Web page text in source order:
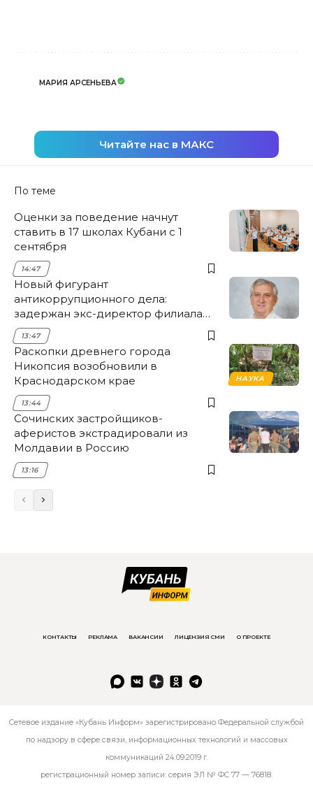
МАРИЯ АРСЕНЬЕВА
Читайте нас в МАКС
По теме
Оценки за поведение начнут
ставить в 17 школах Кубани с 1
сентября
14:47
Новый фигурант
антикоррупционного дела:
задержан экс-директор филиала
НЭСК Крымска
13:47
НАУКА
Раскопки древнего города
Никопсия возобновили в
Краснодарском крае
13:44
Сочинских застройщиков-
аферистов экстрадировали из
Молдавии в Россию
13:16
КОНТАКТЫ РЕКЛАМА ВАКАНСИИ ЛИЦЕНЗИЯ СМИ О ПРОЕКТЕ
Сетевое издание «Кубань Информ» зарегистрировано Федеральной службой
по надзору в сфере связи, информационных технологий и массовых
коммуникаций 24.09.2019 г.
регистрационный номер записи: серия ЭЛ № ФС 77 — 76818.